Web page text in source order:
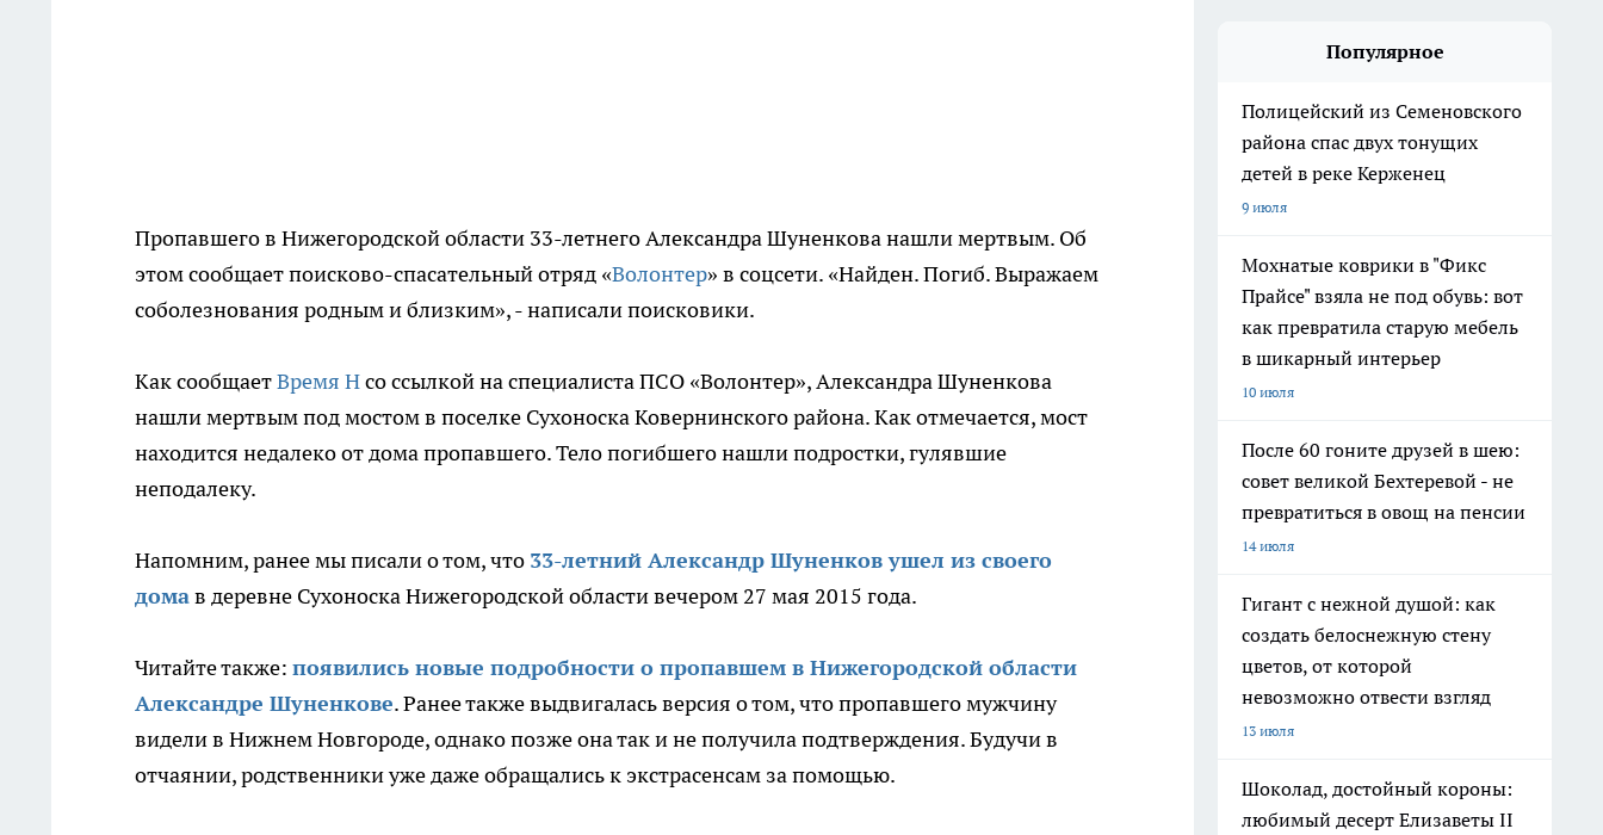
Пропавшего в Нижегородской области 33-летнего Александра Шуненкова нашли мертвым. Об
этом сообщает поисково-спасательный отряд «Волонтер» в соцсети. «Найден. Погиб. Выражаем
соболезнования родным и близким», - написали поисковики.
Как сообщаетВремя Нсо ссылкой на специалиста ПСО «Волонтер», Александра Шуненкова
нашли мертвым под мостом в поселке Сухоноска Ковернинского района. Как отмечается, мост
находится недалеко от дома пропавшего. Тело погибшего нашли подростки, гулявшие
неподалеку.
Напомним, ранее мы писали о том, что 33-летний Александр Шуненков ушел из своего
домав деревне Сухоноска Нижегородской области вечером 27 мая 2015 года.
Читайте также: появились новые подробности о пропавшем в Нижегородской области
Александре Шуненкове. Ранее также выдвигалась версия о том, что пропавшего мужчину
видели в Нижнем Новгороде, однако позже она так и не получила подтверждения. Будучи в
отчаянии, родственники уже даже обращались к экстрасенсам за помощью.
Популярное
Полицейский из Семеновского
района спас двух тонущих
детей в реке Керженец
9 июля
Мохнатые коврики в "Фикс
Прайсе" взяла не под обувь: вот
как превратила старую мебель
в шикарный интерьер
10 июля
После 60 гоните друзей в шею:
совет великой Бехтеревой - не
превратиться в овощ на пенсии
14 июля
Гигант с нежной душой: как
создать белоснежную стену
цветов, от которой
невозможно отвести взгляд
13 июля
Шоколад, достойный короны:
любимый десерт Елизаветы II